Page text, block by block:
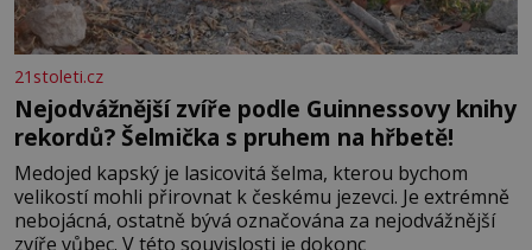
21stoleti.cz
Nejodvážnější zvíře podle Guinnessovy knihy
rekordů? Šelmička s pruhem na hřbetě!
Medojed kapský je lasicovitá šelma, kterou bychom
velikostí mohli přirovnat k českému jezevci. Je extrémně
nebojácná, ostatně bývá označována za nejodvážnější
zvíře vůbec. V této souvislosti je dokonc